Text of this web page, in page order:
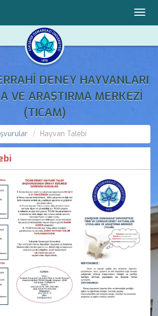
DENEY HAYVANLARI
VE ARAŞTIRMA MERKEZİ
(TICAM)
Hayvan Talebi